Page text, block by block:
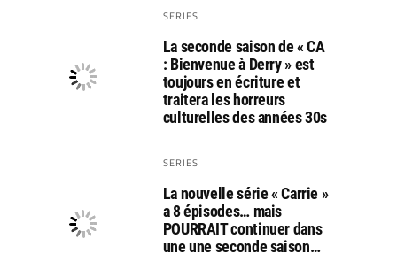
SERIES
La seconde saison de « CA
: Bienvenue à Derry » est
toujours en écriture et
traitera les horreurs
culturelles des années 30s
SERIES
La nouvelle série « Carrie »
a 8 épisodes… mais
POURRAIT continuer dans
une une seconde saison…